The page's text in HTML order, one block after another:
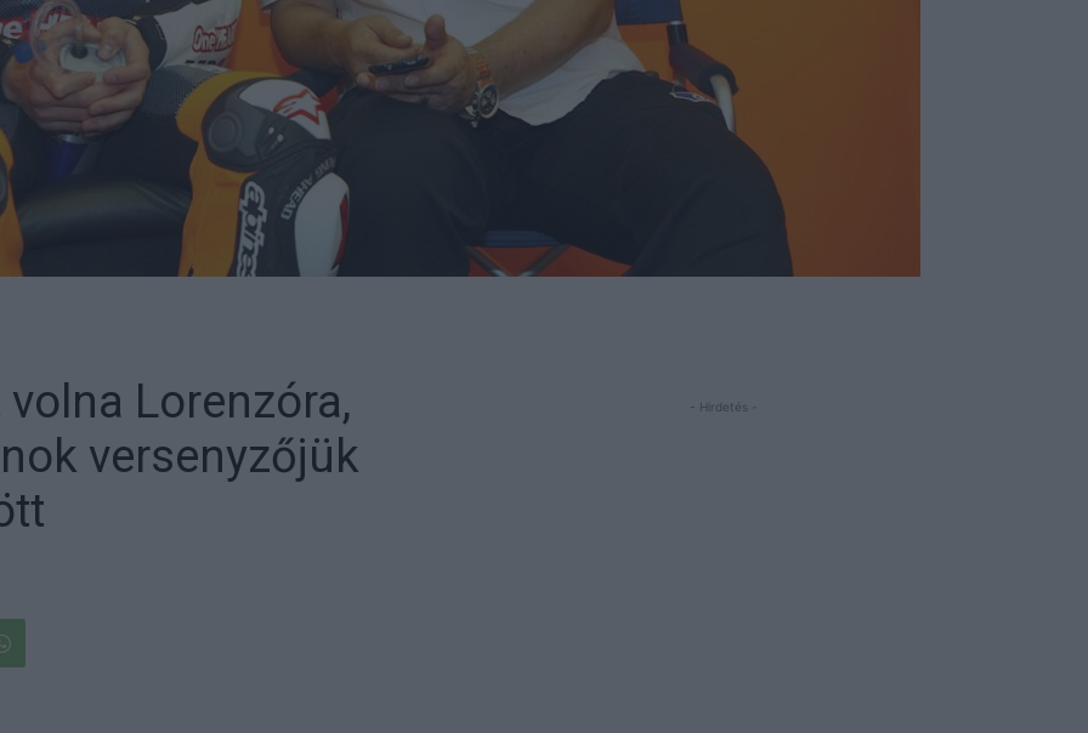
Lorenzóra,
versenyzőjük
- Hirdetés -